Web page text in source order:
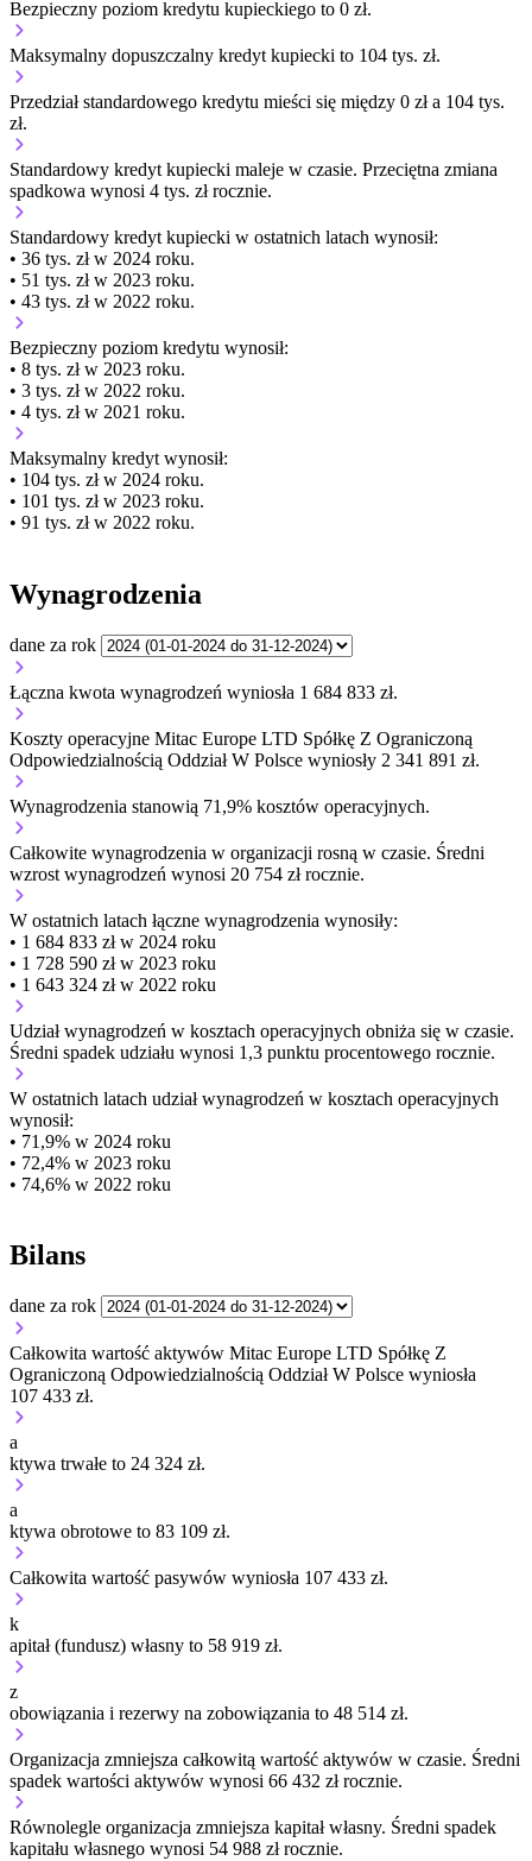
Bezpieczny poziom kredytu kupieckiego to 0 zł.
Maksymalny dopuszczalny kredyt kupiecki to 104 tys. zł.
Przedział standardowego kredytu mieści się między 0 zł a 104 tys.
zł.
Standardowy kredyt kupiecki maleje w czasie. Przeciętna zmiana
spadkowa wynosi 4 tys. zł rocznie.
Standardowy kredyt kupiecki w ostatnich latach wynosił:
• 36 tys. zł w 2024 roku.
• 51 tys. zł w 2023 roku.
• 43 tys. zł w 2022 roku.
Bezpieczny poziom kredytu wynosił:
• 8 tys. zł w 2023 roku.
• 3 tys. zł w 2022 roku.
• 4 tys. zł w 2021 roku.
Maksymalny kredyt wynosił:
• 104 tys. zł w 2024 roku.
• 101 tys. zł w 2023 roku.
• 91 tys. zł w 2022 roku.
Wynagrodzenia
dane za rok
Łączna kwota wynagrodzeń wyniosła 1 684 833 zł.
Koszty operacyjne Mitac Europe LTD Spółkę Z Ograniczoną
Odpowiedzialnością Oddział W Polsce wyniosły 2 341 891 zł.
Wynagrodzenia stanowią 71,9% kosztów operacyjnych.
Całkowite wynagrodzenia w organizacji rosną w czasie. Średni
wzrost wynagrodzeń wynosi 20 754 zł rocznie.
W ostatnich latach łączne wynagrodzenia wynosiły:
• 1 684 833 zł w 2024 roku
• 1 728 590 zł w 2023 roku
• 1 643 324 zł w 2022 roku
Udział wynagrodzeń w kosztach operacyjnych obniża się w czasie.
Średni spadek udziału wynosi 1,3 punktu procentowego rocznie.
W ostatnich latach udział wynagrodzeń w kosztach operacyjnych
wynosił:
• 71,9% w 2024 roku
• 72,4% w 2023 roku
• 74,6% w 2022 roku
Bilans
dane za rok
Całkowita wartość aktywów Mitac Europe LTD Spółkę Z
Ograniczoną Odpowiedzialnością Oddział W Polsce wyniosła
107 433 zł.
a
ktywa trwałe to 24 324 zł.
a
ktywa obrotowe to 83 109 zł.
Całkowita wartość pasywów wyniosła 107 433 zł.
k
apitał (fundusz) własny to 58 919 zł.
z
obowiązania i rezerwy na zobowiązania to 48 514 zł.
Organizacja zmniejsza całkowitą wartość aktywów w czasie. Średni
spadek wartości aktywów wynosi 66 432 zł rocznie.
Równolegle organizacja zmniejsza kapitał własny. Średni spadek
kapitału własnego wynosi 54 988 zł rocznie.